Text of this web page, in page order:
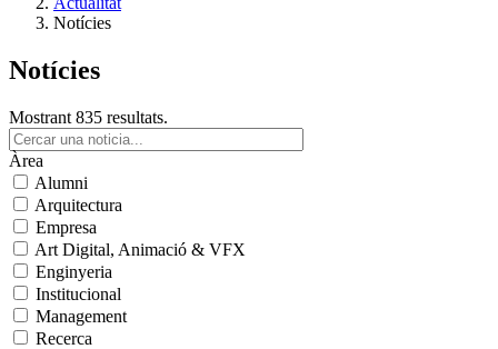
Notícies
Notícies
Mostrant 835 resultats.
Àrea
Alumni
Arquitectura
Empresa
Art Digital, Animació & VFX
Enginyeria
Institucional
Management
Recerca